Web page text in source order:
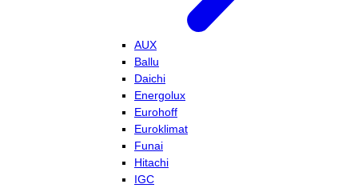
AUX
Ballu
Daichi
Energolux
Eurohoff
Euroklimat
Funai
Hitachi
IGC